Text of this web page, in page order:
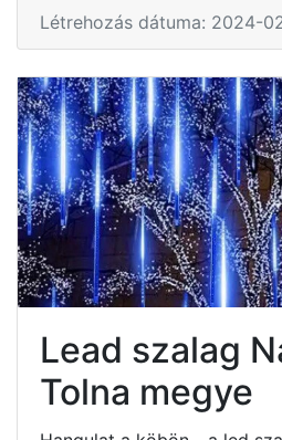
Létrehozás dátuma: 2024-
Lead szalag
Tolna megye